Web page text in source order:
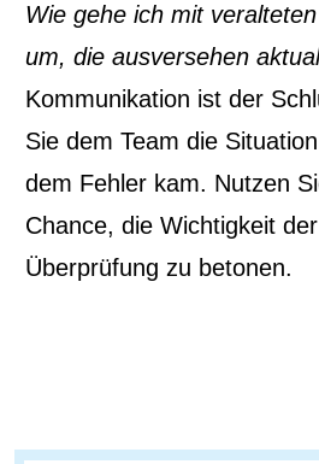
Wie gehe ich mit
um, die ausversehen
Kommunikation ist der
Sie dem Team die
dem Fehler kam. Nutzen
Chance, die Wichtigkeit
Überprüfung zu betonen.